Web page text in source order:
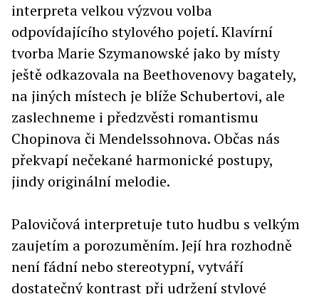
interpreta velkou výzvou volba
odpovídajícího stylového pojetí. Klavírní
tvorba Marie Szymanowské jako by místy
ještě odkazovala na Beethovenovy bagately,
na jiných místech je blíže Schubertovi, ale
zaslechneme i předzvěsti romantismu
Chopinova či Mendelssohnova. Občas nás
překvapí nečekané harmonické postupy,
jindy originální melodie.
Palovičová interpretuje tuto hudbu s velkým
zaujetím a porozuměním. Její hra rozhodně
není fádní nebo stereotypní, vytváří
dostatečný kontrast při udržení stylové